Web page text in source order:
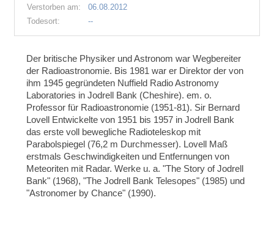
Verstorben am:
06.08.2012
Todesort:
--
Der britische Physiker und Astronom war Wegbereiter
der Radioastronomie. Bis 1981 war er Direktor der von
ihm 1945 gegründeten Nuffield Radio Astronomy
Laboratories in Jodrell Bank (Cheshire). em. o.
Professor für Radioastronomie (1951-81). Sir Bernard
Lovell Entwickelte von 1951 bis 1957 in Jodrell Bank
das erste voll bewegliche Radioteleskop mit
Parabolspiegel (76,2 m Durchmesser). Lovell Maß
erstmals Geschwindigkeiten und Entfernungen von
Meteoriten mit Radar. Werke u. a. "The Story of Jodrell
Bank" (1968), "The Jodrell Bank Telesopes" (1985) und
"Astronomer by Chance" (1990).